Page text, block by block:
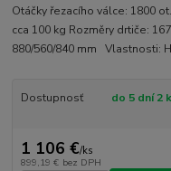
Otáčky řezacího válce: 1800
cca 100 kg Rozměry drtiče:
880/560/840 mm Vlastnosti:
Dostupnosť do 5 dní 2
1 106 €/ks
899,19 € bez DPH